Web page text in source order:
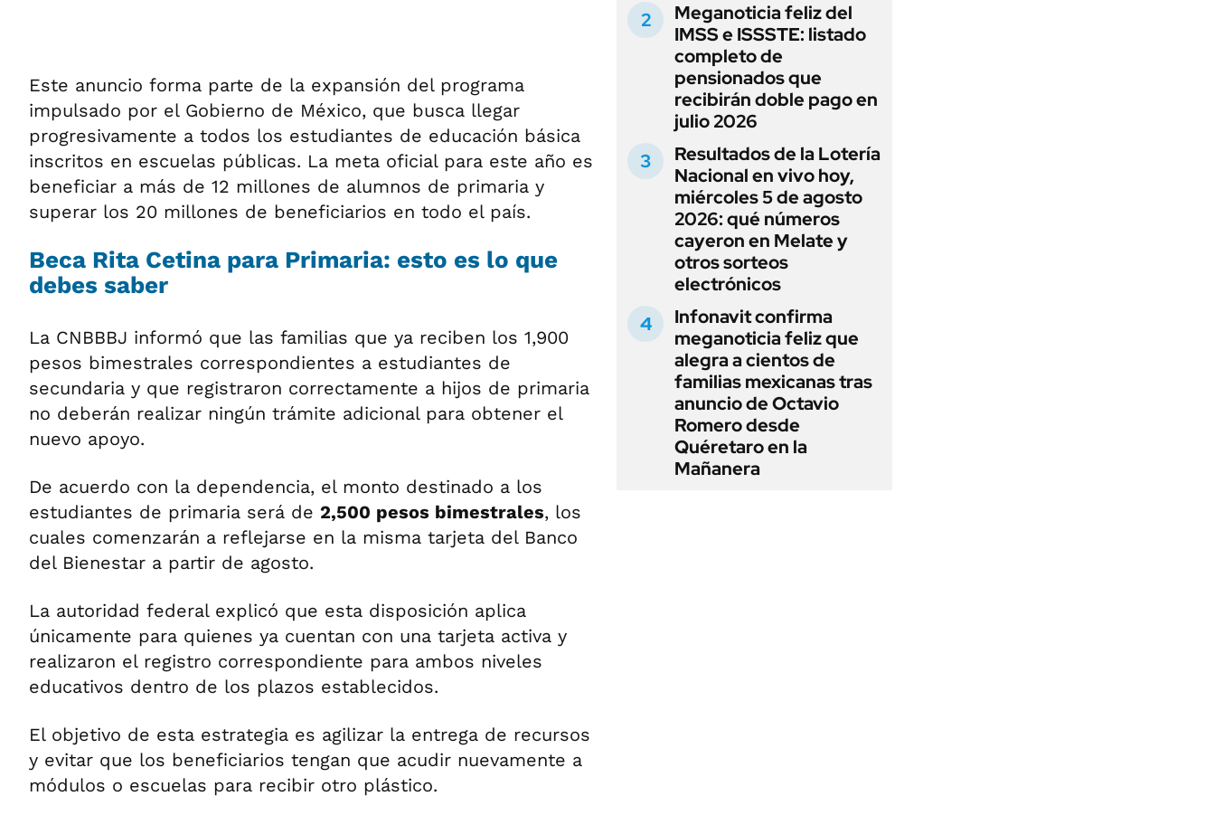
Este anuncio forma parte de la expansión del programa
impulsado por el Gobierno de México, que busca llegar
progresivamente a todos los estudiantes de educación básica
inscritos en escuelas públicas. La meta oficial para este año es
beneficiar a más de 12 millones de alumnos de primaria y
superar los 20 millones de beneficiarios en todo el país.
Beca Rita Cetina para Primaria: esto es lo que
debes saber
La CNBBBJ informó que las familias que ya reciben los 1,900
pesos bimestrales correspondientes a estudiantes de
secundaria y que registraron correctamente a hijos de primaria
no deberán realizar ningún trámite adicional para obtener el
nuevo apoyo.
De acuerdo con la dependencia, el monto destinado a los
estudiantes de primaria será de 2,500 pesos bimestrales, los
cuales comenzarán a reflejarse en la misma tarjeta del Banco
del Bienestar a partir de agosto.
La autoridad federal explicó que esta disposición aplica
únicamente para quienes ya cuentan con una tarjeta activa y
realizaron el registro correspondiente para ambos niveles
educativos dentro de los plazos establecidos.
El objetivo de esta estrategia es agilizar la entrega de recursos
y evitar que los beneficiarios tengan que acudir nuevamente a
módulos o escuelas para recibir otro plástico.
Meganoticia feliz del
IMSS e ISSSTE: listado
completo de
pensionados que
recibirán doble pago en
julio 2026
Resultados de la Lotería
Nacional en vivo hoy,
miércoles 5 de agosto
2026: qué números
cayeron en Melate y
otros sorteos
electrónicos
Infonavit confirma
meganoticia feliz que
alegra a cientos de
familias mexicanas tras
anuncio de Octavio
Romero desde
Quéretaro en la
Mañanera